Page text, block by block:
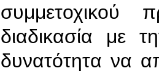
συμμετοχικού
διαδικασία με
δυνατότητα να